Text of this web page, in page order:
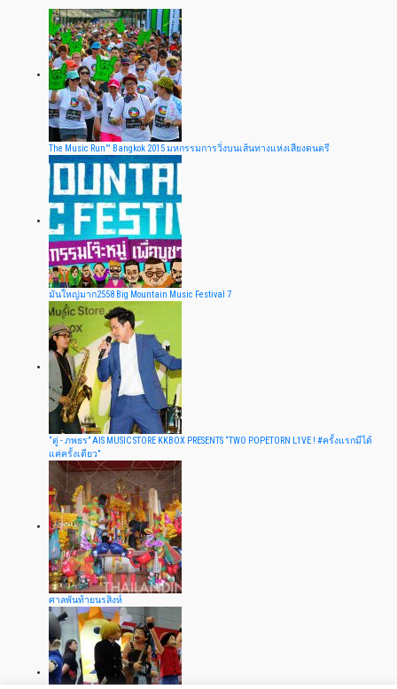
The Music Run™ Bangkok 2015 มหกรรมการวิ่งบนเส้นทางแห่งเสียงดนตรี
มันใหญ่มาก2558 Big Mountain Music Festival 7
“ตู่ - ภพธร” AIS MUSIC STORE KKBOX PRESENTS “TWO POPETORN L1VE ! #ครั้งแรกมีได้
แค่ครั้งเดียว”
ศาลพันท้ายนรสิงห์